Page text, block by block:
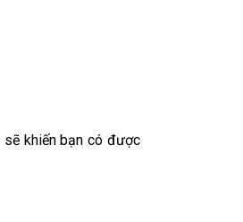
sẽ khiến bạn có được